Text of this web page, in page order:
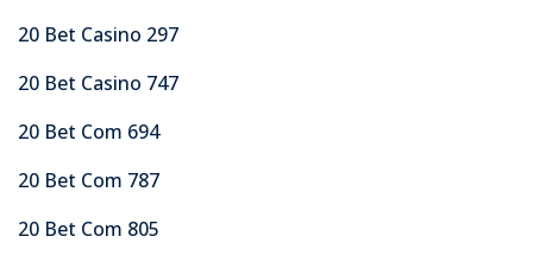
20 Bet Casino 297
20 Bet Casino 747
20 Bet Com 694
20 Bet Com 787
20 Bet Com 805